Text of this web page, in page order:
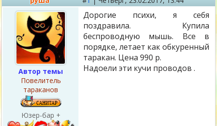
Автор темы
Повелитель
тараканов
Юзер-бар +
Дорогие психи, я себя
поздравила. Купила
беспроводную мышь. Все в
порядке, летает как обкуренный
таракан. Цена 990 р.
Надоели эти кучи проводов .